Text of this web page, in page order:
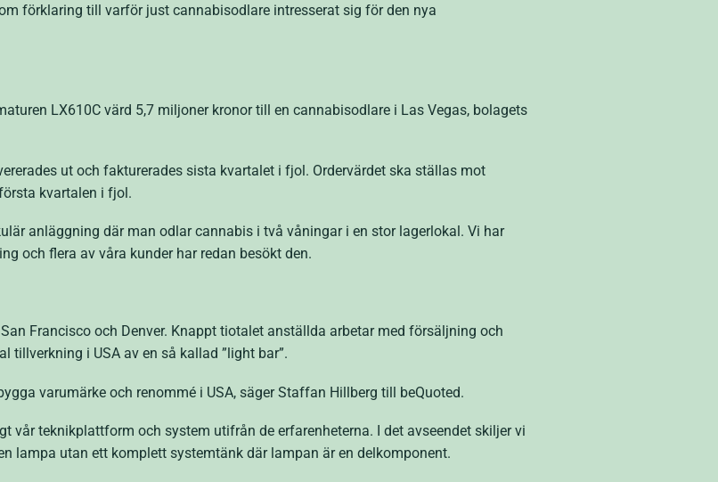
förklaring till varför just cannabisodlare intresserat sig för den nya
LX610C värd 5,7 miljoner kronor till en cannabisodlare i Las Vegas, bolagets
ut och fakturerades sista kvartalet i fjol. Ordervärdet ska ställas mot
kvartalen i fjol.
anläggning där man odlar cannabis i två våningar i en stor lagerlokal. Vi har
och flera av våra kunder har redan besökt den.
Francisco och Denver. Knappt tiotalet anställda arbetar med försäljning och
tillverkning i USA av en så kallad ”light bar”.
varumärke och renommé i USA, säger Staffan Hillberg till beQuoted.
vår teknikplattform och system utifrån de erfarenheterna. I det avseendet skiljer vi
lampa utan ett komplett systemtänk där lampan är en delkomponent.